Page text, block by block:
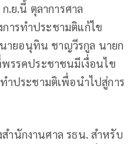
.ย.นี้ ตุลาการศาล
การทำประชามติแก้ไข
ายอนุทิน ชาญวีรกูล นายก
รคประชาชนมีเงื่อนไข
ประชามติเพื่อนำไปสู่การ
สำนักงานศาล รธน. สำหรับ